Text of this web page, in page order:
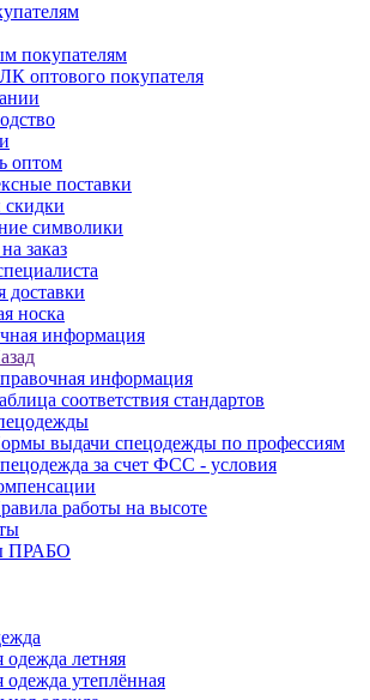
покупателям
оптового покупателя
оптом
поставки
символики
заказ
доставки
носка
информация
информация
соответствия стандартов
выдачи спецодежды по профессиям
за счет ФСС - условия
работы на высоте
ПРАБО
одежда летняя
одежда утеплённая